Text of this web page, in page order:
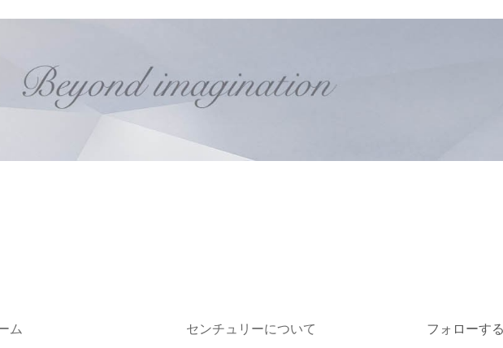
ム センチュリーについて フォローする